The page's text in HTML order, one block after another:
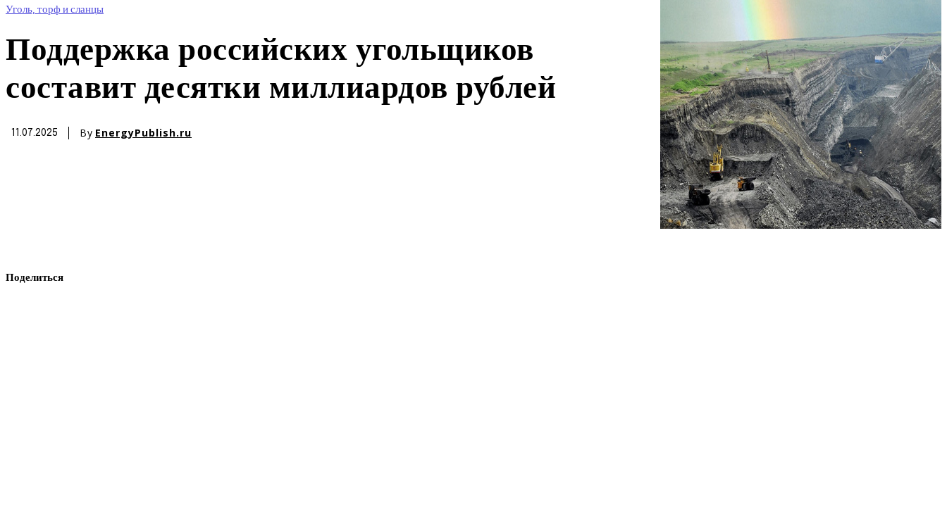
Уголь, торф и сланцы
Поддержка российских угольщиков
составит десятки миллиардов рублей
11.07.2025 By EnergyPublish.ru
Поделиться